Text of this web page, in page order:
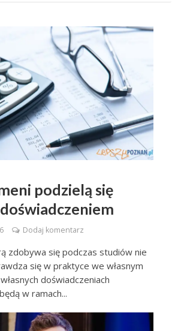
podzielą się
Dodaj komentarz
zdobywa się podczas studiów nie
się w praktyce we własnym
doświadczeniach
w ramach...